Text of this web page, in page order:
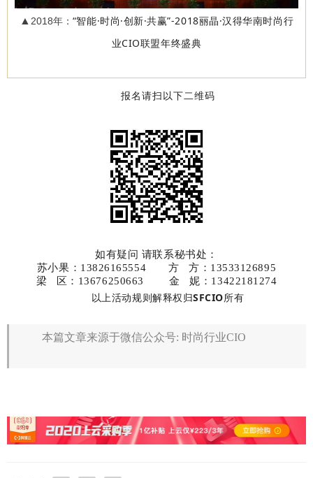
▲ 2018年： “智能·时尚·创新·共赢”-2018丽晶·汉得华南时尚行
业CIO联盟年终盛典
报名请扫以下二维码
如有疑问 请联系秘书处：
苏小果：13826165554 方 方：13533126895
梁 区：13676250663 金 妮：13422181274
以上活动规则解释权归SFCIO所有
本篇文章来源于微信公众号: 时尚行业CIO